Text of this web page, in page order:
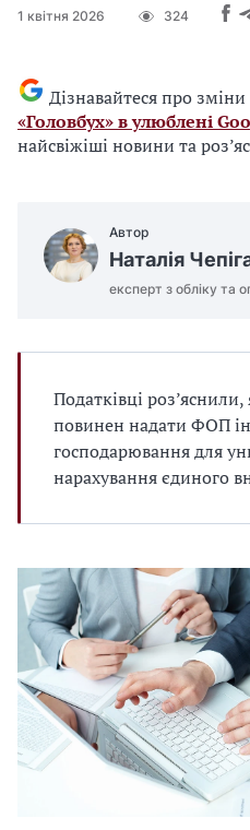
1 квітня 2026 324
Дізнавайтеся про
«Головбух» в улюблені
найсвіжіші новини та
Автор
Наталія
експерт з обліку та
Податківці
повинен надати ФОП
господарювання для
нарахування єдиного